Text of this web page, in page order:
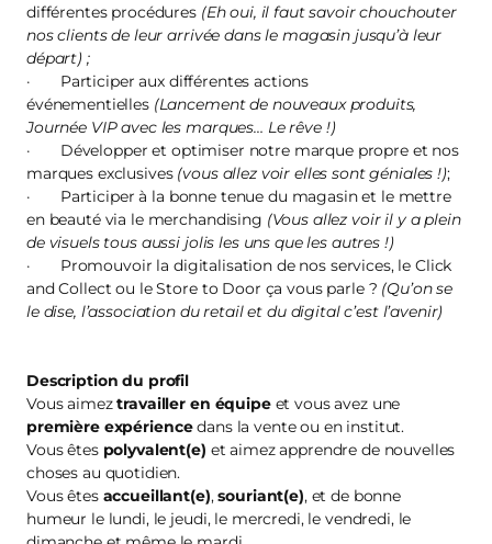
différentes procédures (Eh oui, il faut savoir chouchouter
nos clients de leur arrivée dans le magasin jusqu’à leur
départ) ;
· Participer aux différentes actions
événementielles (Lancement de nouveaux produits,
Journée VIP avec les marques… Le rêve !)
· Développer et optimiser notre marque propre et nos
marques exclusives (vous allez voir elles sont géniales !);
· Participer à la bonne tenue du magasin et le mettre
en beauté via le merchandising (Vous allez voir il y a plein
de visuels tous aussi jolis les uns que les autres !)
· Promouvoir la digitalisation de nos services, le Click
and Collect ou le Store to Door ça vous parle ? (Qu’on se
le dise, l’association du retail et du digital c’est l’avenir)
Description du profil
Vous aimeztravailler en équipe et vous avez une
première expériencedans la vente ou en institut.
Vous êtes polyvalent(e) et aimez apprendre de nouvelles
choses au quotidien.
Vous êtes accueillant(e),souriant(e), et de bonne
humeur le lundi, le jeudi, le mercredi, le vendredi, le